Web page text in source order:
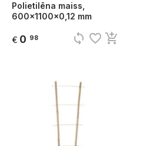
Polietilēna maiss,
600x1100x0,12 mm
€ 0 98 sync favorite_border add_shopping_cart